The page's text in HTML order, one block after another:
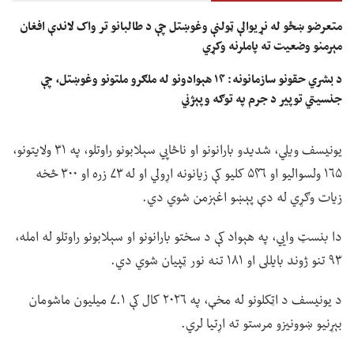
متعرضو ښځو له نړیوالې ټولنې وغوښتل چې د طالبانو تر واک لاندې افغان
مېرمنو وضعیت ته پاملرنه وکړي
د بشري حقونو سازمانونه: ۱۴ هېوادونو له ملګرو ملتونو وغوښتل، چې
جنسیتي توپير د جرم په توګه وپېژني
یونیسف ویلي، شدیدو بارانونو او ناڅاپي سېلابونو راوتلو، په ۳۱ ولایتونو،
۱۶۵ ولسوالیو او ۵۴۶ کلیو کې زیانونه اړولي او له ۷۳ زره او ۳۰۰ څخه
زیات وګړي له دې پېښو اغېزمن شوي دي.
دا بنسټ وايي، په هېواد کې د سختو بارانونو او سېلابونو راوتلو له امله،
۹۳ تنو ژوند بایللی او ۱۸۱ تنه نور ټپیان شوي دي.
د یونیسف د اټکلونو له مخې، په ۲۰۲۶ کال کې ۷.۱ میلیون ماشومان
بېړنیو ښوونیزو مرستو ته اړتیا لري.